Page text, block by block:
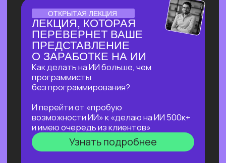
ОТКРЫТЫЙ УРОК
ПО ИСПОЛЬЗОВАНИЮ
НЕЙРОСЕТЕЙ ДЛЯ
ЗДОРОВЬЯ
Расскажем как:
Разбираться в своём здоровье
Экономить на врачах и ненужных
анализах и при этом
не навредить себе
Узнать подробнее
ЛЕКЦИЯ-ПРАКТИКУМ
ПО ПРИМЕНЕНИЮ ИИ
ДЛЯ ЖУРНАЛИСТОВ,
РЕДАКТОРОВ, ПИАРЩИКОВ,
АВТОРОВ И ВСЕХ, КТО